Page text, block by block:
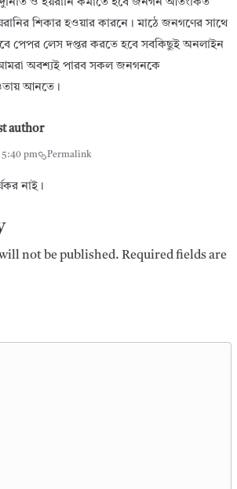
ও হয়রানি কমাতে হবে জনগন আতংকিত
শিকার হওয়ার কারনে। মাঠে জনগণের সাথে
পেপর লেস দপ্তর করতে হবে সবকিছুই অনলাইন
অবশ্যই পারব সকল জনগনকে
আনতে।
author
5:40 pm Permalink
নাই।
not be published. Required fields are